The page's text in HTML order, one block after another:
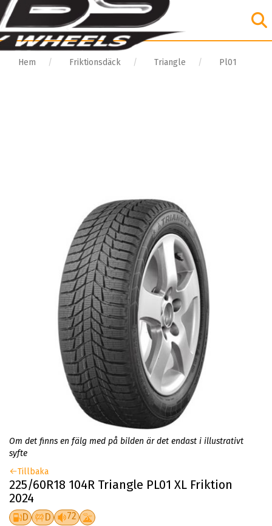
Hem Friktionsdäck Triangle Pl01
Om det finns en fälg med på bilden är det endast i illustrativt
syfte
Tillbaka
225/60R18 104R Triangle PL01 XL Friktion
2024
D D 72